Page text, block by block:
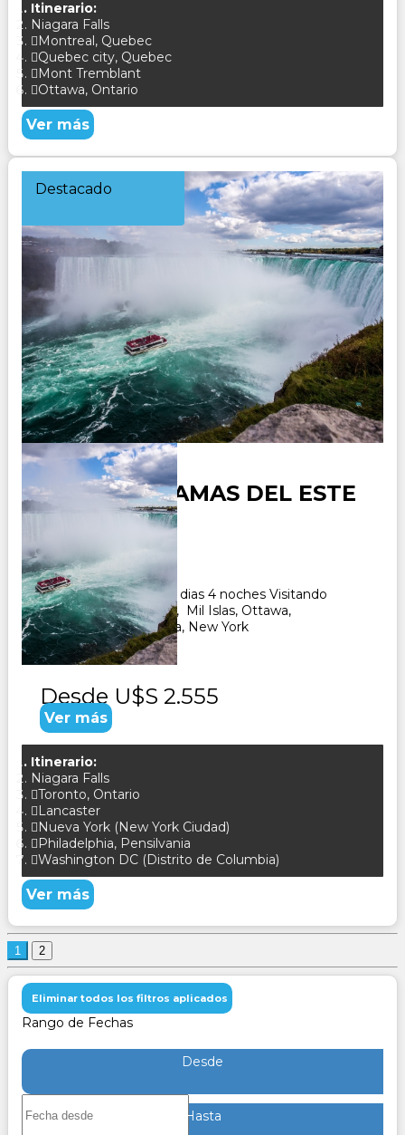
Itinerario:
Niagara Falls
Montreal, Quebec
Quebec city, Quebec
Mont Tremblant
Ottawa, Ontario
Ver más
Destacado
USA PANORAMAS DEL ESTE
Duración:
5 Días4Noches
Paquete Turistico de 5 dias 4 noches Visitando
Niagara Falls, Toronto , Mil Islas, Ottawa,
Washington, Filadeldfia, New York
Desde U$S 2.555
Ver más
Itinerario:
Niagara Falls
Toronto, Ontario
Lancaster
Nueva York (New York Ciudad)
Philadelphia, Pensilvania
Washington DC (Distrito de Columbia)
Ver más
1 2
Eliminar todos los filtros aplicados
Rango de Fechas
Desde
Hasta